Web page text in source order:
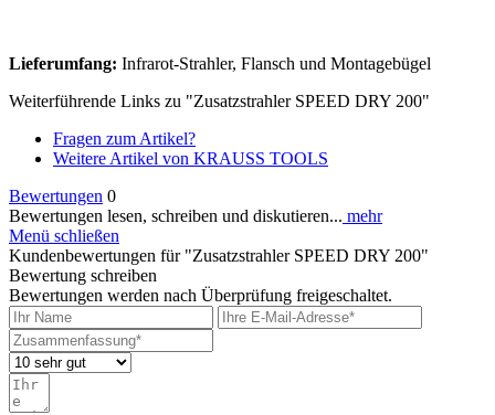
Lieferumfang: Infrarot-Strahler, Flansch und Montagebügel
Weiterführende Links zu "Zusatzstrahler SPEED DRY 200"
Fragen zum Artikel?
Weitere Artikel von KRAUSS TOOLS
Bewertungen 0
Bewertungen lesen, schreiben und diskutieren... mehr
Menü schließen
Kundenbewertungen für "Zusatzstrahler SPEED DRY 200"
Bewertung schreiben
Bewertungen werden nach Überprüfung freigeschaltet.